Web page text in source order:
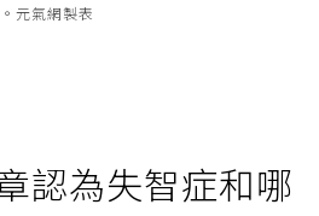
元氣網製表
認為失智症和哪